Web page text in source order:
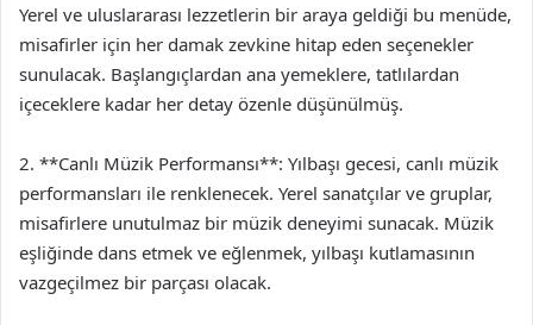
Yerel ve uluslararası lezzetlerin bir araya geldiği bu menüde,
misafirler için her damak zevkine hitap eden seçenekler
sunulacak. Başlangıçlardan ana yemeklere, tatlılardan
içeceklere kadar her detay özenle düşünülmüş.
2. **Canlı Müzik Performansı**: Yılbaşı gecesi, canlı müzik
performansları ile renklenecek. Yerel sanatçılar ve gruplar,
misafirlere unutulmaz bir müzik deneyimi sunacak. Müzik
eşliğinde dans etmek ve eğlenmek, yılbaşı kutlamasının
vazgeçilmez bir parçası olacak.